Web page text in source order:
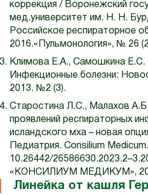
коррекция / Воронежский
мед.университет им. Н. Н.
Российское респираторное
2016.«Пульмонология», № 26
Климова Е.А., Самошкина Е.С.
Инфекционные болезни:
2013. №2 (3).
Старостина Л.С., Малахов
проявлений респираторных
исландского мха – новая
Педиатрия. Consilium
10.26442/
«КОНСИЛИУМ МЕДИКУМ»,
Линейка от кашля